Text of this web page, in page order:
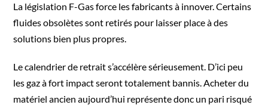
La législation F-Gas force les fabricants à innover. Certains
fluides obsolètes sont retirés pour laisser place à des
solutions bien plus propres.
Le calendrier de retrait s’accélère sérieusement. D’ici peu
les gaz à fort impact seront totalement bannis. Acheter du
matériel ancien aujourd’hui représente donc un pari risqué